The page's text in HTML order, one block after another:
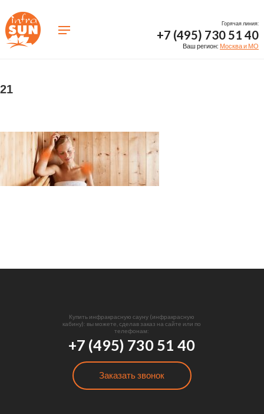
Горячая линия:
+7 (495) 730 51 40
Ваш регион: Москва и МО
21
Купить инфракрасную сауну (инфракрасную
кабину): вы можете, сделав заказ на сайте или по
телефонам:
+7 (495) 730 51 40
Заказать звонок